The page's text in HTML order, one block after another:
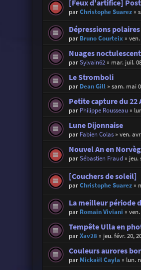
[Feux d'artifice]
parChristophe Suarez»
Dépressions
par Bruno Courteix»
Nuages
parSylvain62» mar. juil.
Le Stromboli
par Dean Gill» sam. mai
Petite capture du 22
par Philippe Rousseau »
Lune Dijonnaise
par Fabien Colas» ven.
Nouvel An en
parSébastien Fraud» jeu.
[Couchers de soleil]
parChristophe Suarez»
La meilleur période
par Romain Viviani »
Tempête Ulla en
parXav28» jeu. févr. 20,
Couleurs aurores
par Mickaël Cayla » lun.